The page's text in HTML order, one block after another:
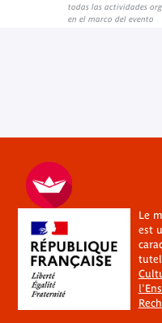
todas las actividades
en el marco del evento
Le
est